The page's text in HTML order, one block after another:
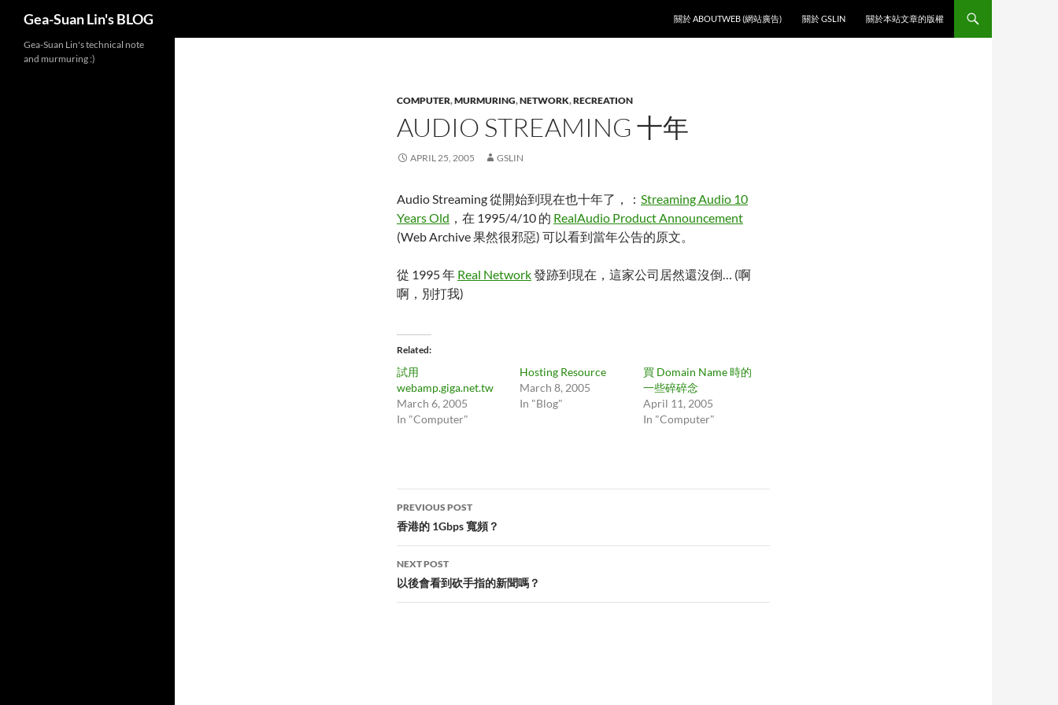
Gea-Suan Lin's BLOG
關於 ABOUTWEB (網站廣告)
關於 GSLIN 關於本站文章的版權
COMPUTER,MURMURING,NETWORK,RECREATION
AUDIO STREAMING 十年
APRIL 25, 2005 GSLIN
Audio Streaming 從開始到現在也十年了，： Streaming Audio 10
Years Old ，在 1995/4/10 的 RealAudio Product Announcement
(Web Archive 果然很邪惡) 可以看到當年公告的原文。
從 1995 年 Real Network發跡到現在，這家公司居然還沒倒… (啊
啊，別打我)
Related
試用
webamp.giga.net.tw
March 6, 2005
In "Computer"
Hosting Resource
March 8, 2005
In "Blog"
買 Domain Name 時的
一些碎碎念
April 11, 2005
In "Computer"
Post
navigation
PREVIOUS POST
香港的 1Gbps 寬頻？
NEXT POST
以後會看到砍手指的新聞嗎？
Gea-Suan Lin's technical note
and murmuring :)